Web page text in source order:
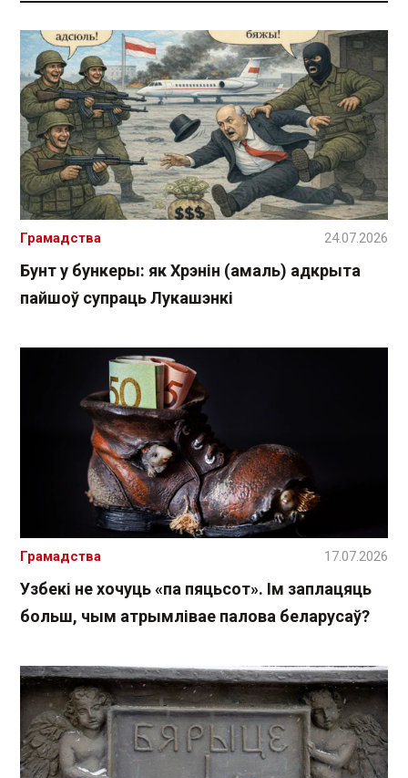
Бунт у бункеры: як Хрэнін (амаль) адкрыта
пайшоў супраць Лукашэнкі
Грамадства 24.07.2026
Узбекі не хочуць «па пяцьсот». Ім заплацяць
больш, чым атрымлівае палова беларусаў?
Грамадства 17.07.2026